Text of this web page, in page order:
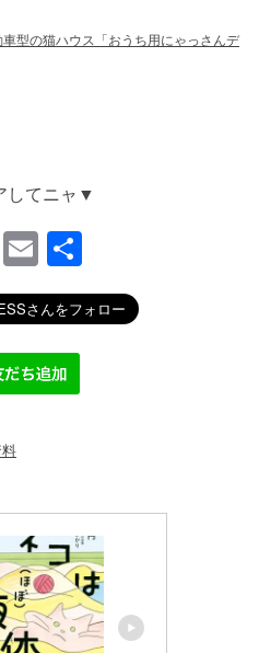
車型の猫ハウス「おうち用にゃっさんデ
してニャ▼
P
E
m
ail
有